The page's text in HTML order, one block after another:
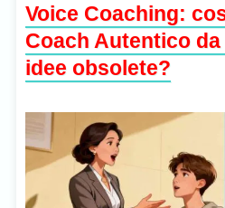
Voice Coaching:
Coach Autentico
idee obsolete?